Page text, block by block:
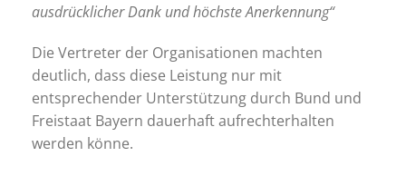
ausdrücklicher Dank und höchste Anerkennung“
Die Vertreter der Organisationen machten
deutlich, dass diese Leistung nur mit
entsprechender Unterstützung durch Bund und
Freistaat Bayern dauerhaft aufrechterhalten
werden könne.